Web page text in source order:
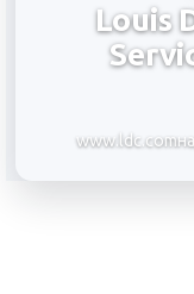
Louis
www.ldc.com